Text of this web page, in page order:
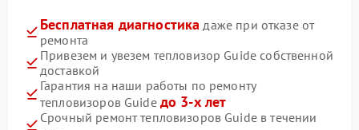
Бесплатная диагностика даже при отказе от
ремонта
Привезем и увезем тепловизор Guide собственной
доставкой
Гарантия на наши работы по ремонту
тепловизоров Guide до 3-х лет
Срочный ремонт тепловизоров Guide в течении